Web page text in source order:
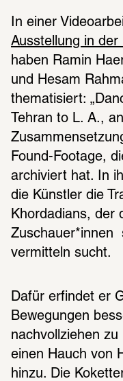
In einer
Ausstellung in der
haben Ramin
und Hesam
thematisiert:
Tehran to L. A.,
Found-Footage,
archiviert hat. In
die Künstler die
Khordadians, der
Zuschauer*innen
vermitteln sucht.
Dafür erfindet er
Bewegungen
nachvollziehen
einen Hauch von
hinzu. Die